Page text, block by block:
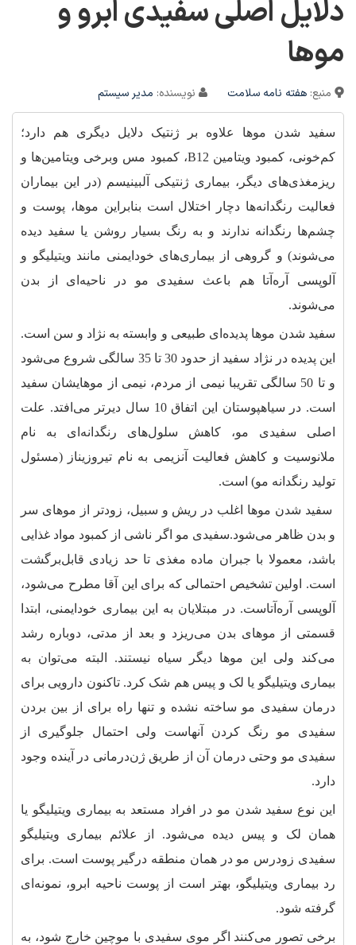
دلایل اصلی سفیدی ابرو و
موها
منبع: هفته نامه سلامت نویسنده: مدیر سیستم
سفید شدن موها علاوه بر ژنتیک دلایل دیگری هم دارد؛
کم‌خونی، کمبود ویتامین B12، کمبود مس وبرخی ویتامین‌ها و
ریزمغذی‌های دیگر، بیماری ژنتیکی آلبینیسم (در این بیماران
فعالیت رنگدانه‌ها دچار اختلال است بنابراین موها، پوست و
چشم‌ها رنگدانه ندارند و به رنگ بسیار روشن یا سفید دیده
می‌شوند) و گروهی از بیماری‌های خودایمنی مانند ویتیلیگو و
آلوپسی آره‌آتا هم باعث سفیدی مو در ناحیه‌ای از بدن
می‌شوند.
سفید شدن موها پدیده‌ای طبیعی و وابسته به نژاد و سن است.
این پدیده در نژاد سفید از حدود 30 تا 35 سالگی شروع می‌شود
و تا 50 سالگی تقریبا نیمی از مردم، نیمی از موهایشان سفید
است. در سیاهپوستان این اتفاق 10 سال دیرتر می‌افتد. علت
اصلی سفیدی مو، کاهش سلول‌های رنگدانه‌ای به نام
ملانوسیت و کاهش فعالیت آنزیمی به نام تیروزیناز (مسئول
تولید رنگدانه مو) است.
سفید شدن موها اغلب در ریش و سبیل، زودتر از موهای سر
و بدن ظاهر می‌شود.سفیدی مو اگر ناشی از کمبود مواد غذایی
باشد، معمولا با جبران ماده مغذی تا حد زیادی قابل‌برگشت
است. اولین تشخیص احتمالی که برای این آقا مطرح می‌شود،
آلوپسی آره‌آتاست. در مبتلایان به این بیماری خودایمنی، ابتدا
قسمتی از موهای بدن می‌ریزد و بعد از مدتی، دوباره رشد
می‌کند ولی این موها دیگر سیاه نیستند. البته می‌توان به
بیماری ویتیلیگو یا لک و پیس هم شک کرد. تاکنون دارویی برای
درمان سفیدی مو ساخته نشده و تنها راه برای از بین بردن
سفیدی مو رنگ کردن آنهاست ولی احتمال جلوگیری از
سفیدی مو وحتی درمان آن از طریق ژن‌درمانی در آینده وجود
دارد.
این نوع سفید شدن مو در افراد مستعد به بیماری ویتیلیگو یا
همان لک و پیس دیده می‌شود. از علائم بیماری ویتیلیگو
سفیدی زودرس مو در همان منطقه درگیر پوست است. برای
رد بیماری ویتیلیگو، بهتر است از پوست ناحیه ابرو، نمونه‌ای
گرفته ‌شود.
برخی تصور می‌کنند اگر موی سفیدی با موچین خارج شود، به